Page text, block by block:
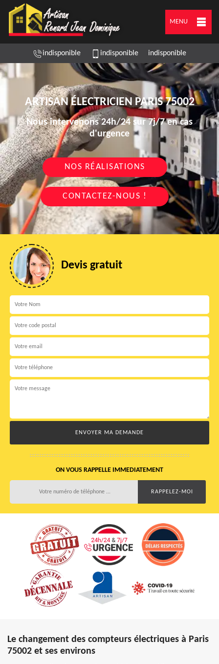
MENU
indisponible indisponible indisponible
ARTISAN ÉLECTRICIEN PARIS 75002
Nous intervenons 24h/24 sur 7j/7 en cas
d'urgence
NOS RÉALISATIONS
CONTACTEZ-NOUS !
Devis gratuit
ON VOUS RAPPELLE IMMEDIATEMENT
Le changement des compteurs électriques à Paris
75002 et ses environs